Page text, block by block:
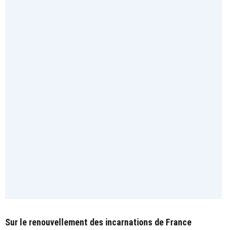
Sur le renouvellement des incarnations de France